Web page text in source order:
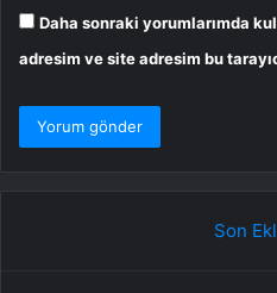
Daha sonraki yorumlarımda
adresim ve site adresim bu
Son